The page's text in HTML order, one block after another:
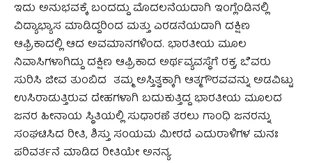
ಇದು ಅನುಭವಕ್ಕೆ ಬಂದದ್ದು ಮೊದಲನೆಯದಾಗಿ ಇಂಗ್ಲೆಂಡಿನಲ್ಲಿ
ವಿದ್ಯಾಭ್ಯಾಸ ಮಾಡಿದ್ದರಿಂದ ಮತ್ತು ಎರಡನೆಯದಾಗಿ ದಕ್ಷಿಣ
ಆಫ್ರಿಕಾದಲ್ಲಿ ಆದ ಅವಮಾನಗಳಿಂದ. ಭಾರತೀಯ ಮೂಲ
ನಿವಾಸಿಗಳಾಗಿದ್ದು ದಕ್ಷಿಣ ಆಫ್ರಿಕಾದ ಅರ್ಥವ್ಯವಸ್ಥೆಗೆ ರಕ್ತ, ಬೆವರು
ಸುರಿಸಿ ಜೀವ ತುಂಬಿದ ತಮ್ಮ ಅಸ್ತಿತ್ವಕ್ಕಾಗಿ ಆತ್ಮಗೌರವವನ್ನು ಅಡವಿಟ್ಟು
ಉಸಿರಾಡುತ್ತಿರುವ ದೇಹಗಳಾಗಿ ಬದುಕುತ್ತಿದ್ದ ಭಾರತೀಯ ಮೂಲದ
ಜನರ ಹೀನಾಯ ಸ್ಥಿತಿಯಲ್ಲಿ ಸುಧಾರಣೆ ತರಲು ಗಾಂಧಿ ಜನರನ್ನು
ಸಂಘಟಿಸಿದ ರೀತಿ, ಶಿಸ್ತು ಸಂಯಮ ಮೀರದೆ ಎದುರಾಳಿಗಳ ಮನಃ
ಪರಿವರ್ತನೆ ಮಾಡಿದ ರೀತಿಯೇ ಅನನ್ಯ.